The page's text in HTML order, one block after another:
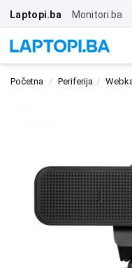
Laptopi.ba Monitori.ba
Početna Periferija